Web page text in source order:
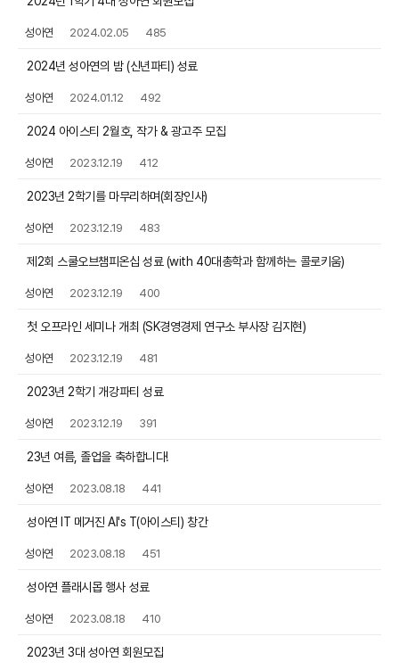
성아연 2024.02.05 485
2024년 성아연의 밤 (신년파티) 성료
성아연 2024.01.12 492
2024 아이스티 2월호, 작가 & 광고주 모집
성아연 2023.12.19 412
2023년 2학기를 마무리하며(회장인사)
성아연 2023.12.19 483
제2회 스쿨오브챔피온십 성료 (with 40대총학과 함께하는 콜로키움)
성아연 2023.12.19 400
첫 오프라인 세미나 개최 (SK경영경제 연구소 부사장 김지현)
성아연 2023.12.19 481
2023년 2학기 개강파티 성료
성아연 2023.12.19 391
23년 여름, 졸업을 축하합니다!
성아연 2023.08.18 441
성아연 IT 메거진 AI's T(아이스티) 창간
성아연 2023.08.18 451
성아연 플래시몹 행사 성료
성아연 2023.08.18 410
2023년 3대 성아연 회원모집